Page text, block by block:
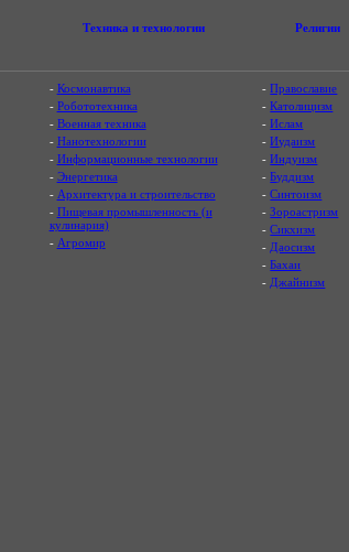
Техника и технологии Религии
- Космонавтика
- Робототехника
- Военная техника
- Нанотехнологии
- Информационные технологии
- Энергетика
- Архитектура и строительство
- Пищевая промышленность (и
кулинария)
- Агромир
-Православие
-Католицизм
-Ислам
-Иудаизм
-Индуизм
-Буддизм
-Синтоизм
-Зороастризм
-Сикхизм
- Даосизм
-Бахаи
- Джайнизм